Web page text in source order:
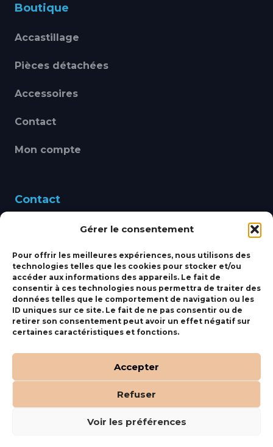
Gérer le consentement
Pour offrir les meilleures expériences, nous utilisons des
technologies telles que les cookies pour stocker et/ou
accéder aux informations des appareils. Le fait de
consentir à ces technologies nous permettra de traiter des
données telles que le comportement de navigation ou les
ID uniques sur ce site. Le fait de ne pas consentir ou de
retirer son consentement peut avoir un effet négatif sur
certaines caractéristiques et fonctions.
Accepter
Refuser
Voir les préférences
Boutique
Accastillage
Pièces détachées
Accessoires
Contact
Mon compte
Contact
460 Avenue Alain Le
bbsmarine@bbs-
marine.fr
Fixe:04 27 50 24 50
Mobile:06 69 44 48 83
Orocom .